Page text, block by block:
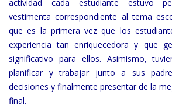
actividad cada estudiante estuvo
vestimenta correspondiente al tema
que es la primera vez que los
experiencia tan enriquecedora y que
significativo para ellos. Asimismo,
planificar y trabajar junto a sus
decisiones y finalmente presentar de la
final.